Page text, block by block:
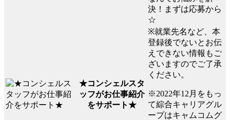
★コンシェルスタ
ッフがお仕事紹介
をサポート★
決！まずは応募から
☆
※就業先名など、本
登録後でないとお伝
えできない情報もご
ざいますのでご了承
ください。
※2022年12月をもっ
て綜合キャリアグル
ープはキャムコムグ